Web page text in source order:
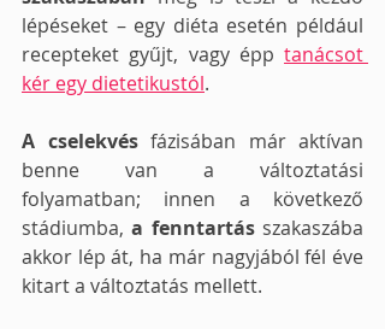
lépéseket – egy diéta esetén például
recepteket gyűjt, vagy épp tanácsot
kér egy dietetikustól.
A cselekvés fázisában már aktívan
benne van a változtatási
folyamatban; innen a következő
stádiumba, a fenntartás szakaszába
akkor lép át, ha már nagyjából fél éve
kitart a változtatás mellett.